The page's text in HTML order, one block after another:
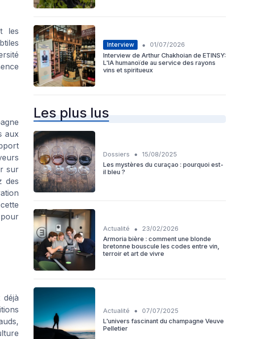
les
aux
sur
des
Interview •
01/07/2026
Interview de Arthur Chakhoian de ETINSY:
L'IA humanoïde au service des rayons
vins et spiritueux
Les plus lus
Dossiers •
15/08/2025
Les mystères du curaçao : pourquoi est-
il bleu ?
Actualité •
23/02/2026
Armoria bière : comment une blonde
bretonne bouscule les codes entre vin,
terroir et art de vivre
Actualité •
07/07/2025
L'univers fascinant du champagne Veuve
Pelletier